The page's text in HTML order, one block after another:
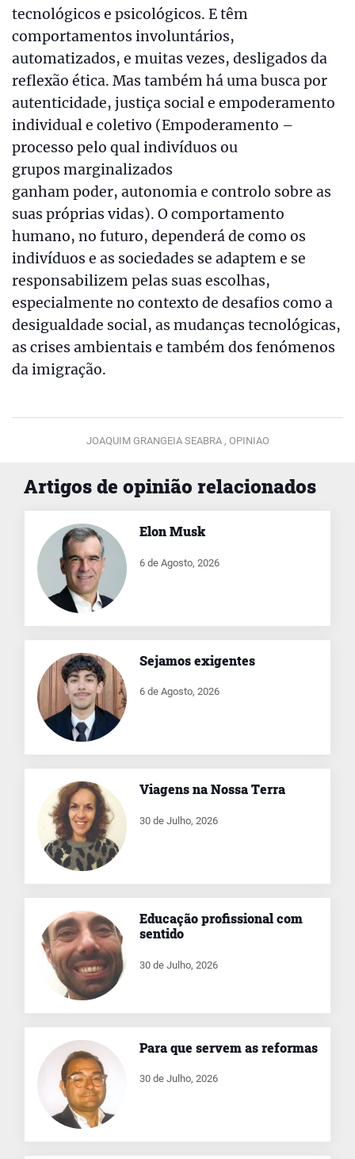
tecnológicos e psicológicos. E têm
comportamentos involuntários,
automatizados, e muitas vezes, desligados da
reflexão ética. Mas também há uma busca por
autenticidade, justiça social e empoderamento
individual e coletivo (Empoderamento –
processo pelo qual indivíduos ou
grupos marginalizados
ganham poder, autonomia e controlo sobre as
suas próprias vidas). O comportamento
humano, no futuro, dependerá de como os
indivíduos e as sociedades se adaptem e se
responsabilizem pelas suas escolhas,
especialmente no contexto de desafios como a
desigualdade social, as mudanças tecnológicas,
as crises ambientais e também dos fenómenos
da imigração.
JOAQUIM GRANGEIA SEABRA , OPINIAO
Artigos de opinião relacionados
Elon Musk
6 de Agosto, 2026
Sejamos exigentes
6 de Agosto, 2026
Viagens na Nossa Terra
30 de Julho, 2026
Educação profissional com
sentido
30 de Julho, 2026
Para que servem as reformas
30 de Julho, 2026